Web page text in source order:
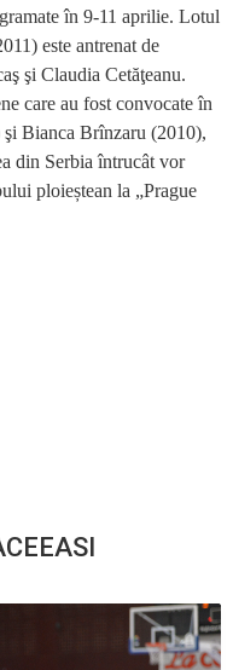
în 9-11 aprilie. Lotul
este antrenat de
şi Claudia Cetăţeanu.
care au fost convocate în
Bianca Brînzaru (2010),
din Serbia întrucât vor
ploieștean la „Prague